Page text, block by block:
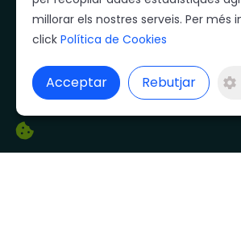
Mera és una empresa líder
salaons, que dia a dia
qualitat i un servei a
Les directrius que
millorar els nostres serveis. Per més
click Política de Cookies
Acceptar Rebutjar